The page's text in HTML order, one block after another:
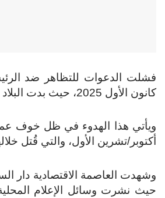
كانون الأول 2025، حيث بدت البلاد هادئة إلى حد غير مسبوق، رغم الحشد الواسع عبر وسائل التواصل الاجتماعي.
ويأتي هذا الهدوء في ظل خوف
أكتوبر/تشرين الأول، والتي قُتل خلالها أكثر من 1600 شخص وفقًا لحزب
وشهدت العاصمة الاقتصادية دار
حيث نشرت وسائل الإعلام